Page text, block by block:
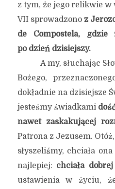
z tym, że jego relikwie w
VII sprowadzono z
de Compostela,
po dzień dzisiejszy.
A my, słuchając
Bożego,
dokładnie na dzisiejsze
jesteśmy świadkami
nawet zaskakującej
Patrona z Jezusem.
słyszeliśmy, chciała
najlepiej: chciała
ustawienia w życiu,